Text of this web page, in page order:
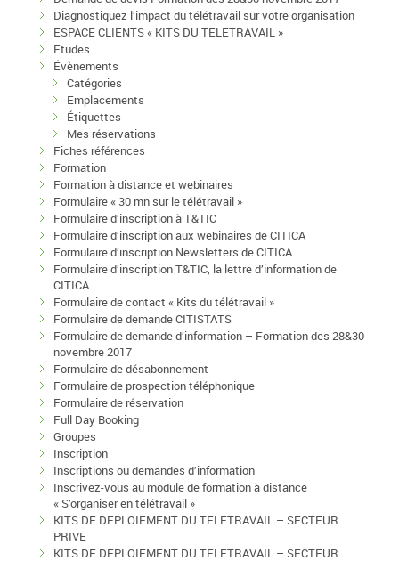
Diagnostiquez l’impact du télétravail sur votre organisation
ESPACE CLIENTS « KITS DU TELETRAVAIL »
Etudes
Évènements
Catégories
Emplacements
Étiquettes
Mes réservations
Fiches références
Formation
Formation à distance et webinaires
Formulaire « 30 mn sur le télétravail »
Formulaire d’inscription à T&TIC
Formulaire d’inscription aux webinaires de CITICA
Formulaire d’inscription Newsletters de CITICA
Formulaire d’inscription T&TIC, la lettre d’information de
CITICA
Formulaire de contact « Kits du télétravail »
Formulaire de demande CITISTATS
Formulaire de demande d’information – Formation des 28&30
novembre 2017
Formulaire de désabonnement
Formulaire de prospection téléphonique
Formulaire de réservation
Full Day Booking
Groupes
Inscription
Inscriptions ou demandes d’information
Inscrivez-vous au module de formation à distance
« S’organiser en télétravail »
KITS DE DEPLOIEMENT DU TELETRAVAIL – SECTEUR
PRIVE
KITS DE DEPLOIEMENT DU TELETRAVAIL – SECTEUR